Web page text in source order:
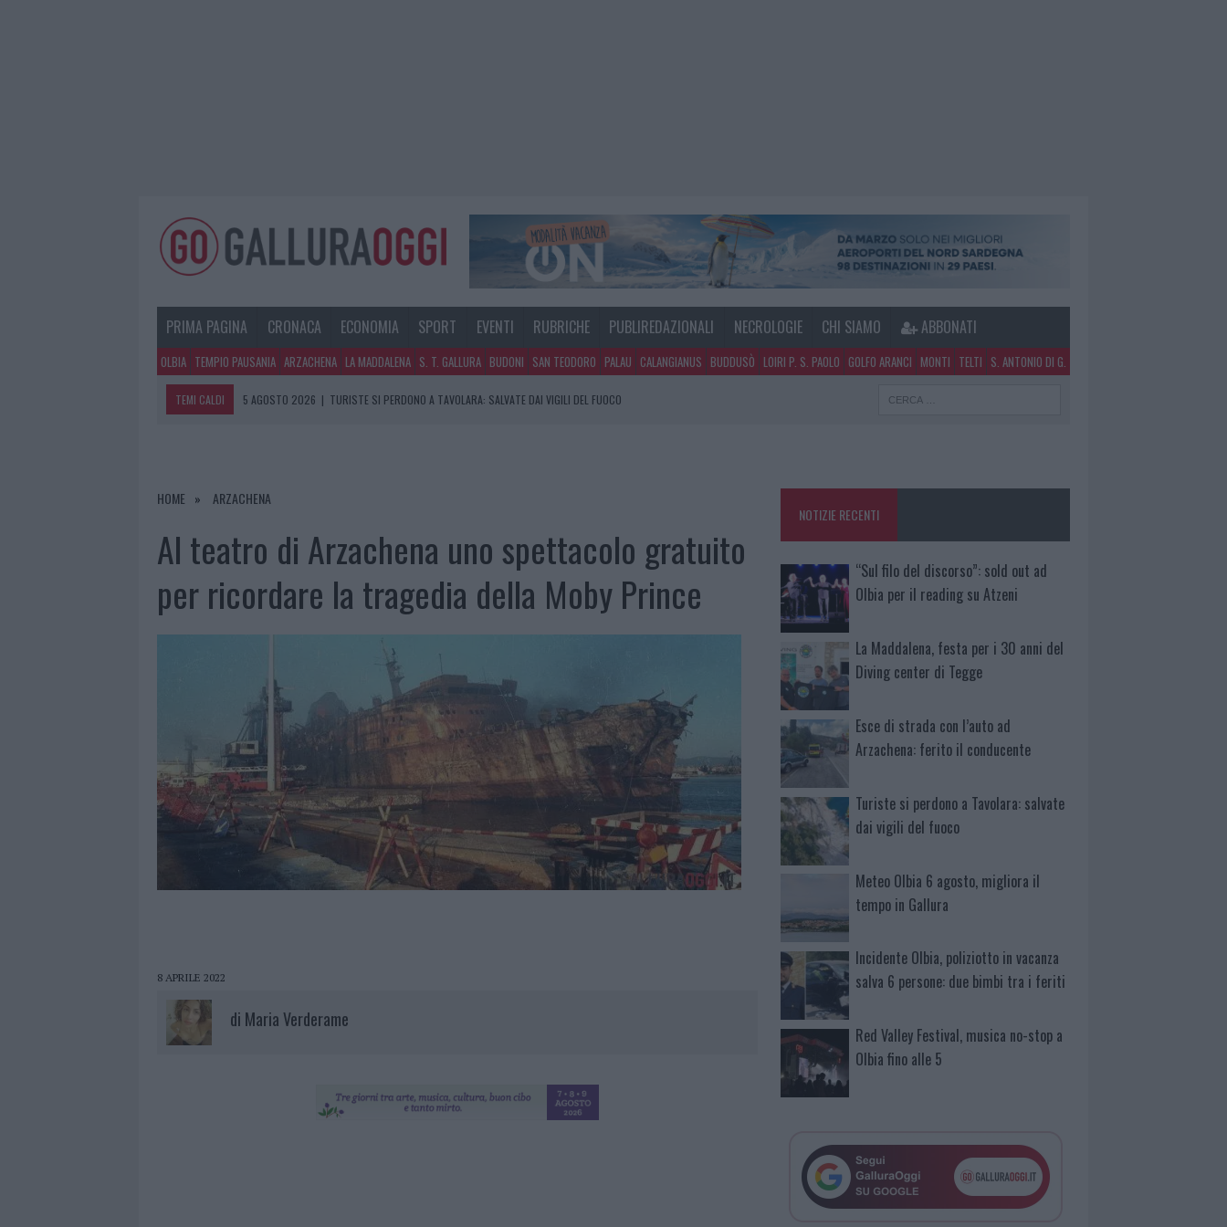
PRIMA PAGINA CRONACA ECONOMIA SPORT EVENTI RUBRICHE PUBLIREDAZIONALI NECROLOGIE CHI SIAMO ABBONATI
OLBIA TEMPIO PAUSANIA ARZACHENA LA MADDALENA S. T. GALLURA BUDONI SAN TEODORO PALAU CALANGIANUS BUDDUSÒ LOIRI P. S. PAOLO GOLFO ARANCI MONTI TELTI S. ANTONIO DI G.
TEMI CALDI 5 AGOSTO 2026 | TURISTE SI PERDONO A TAVOLARA: SALVATE DAI VIGILI DEL FUOCO
HOME ARZACHENA
Al teatro di Arzachena uno spettacolo gratuito
per ricordare la tragedia della Moby Prince
8 APRILE 2022
di Maria Verderame
NOTIZIE RECENTI
“Sul filo del discorso”: sold out ad
Olbia per il reading su Atzeni
La Maddalena, festa per i 30 anni del
Diving center di Tegge
Esce di strada con l’auto ad
Arzachena: ferito il conducente
Turiste si perdono a Tavolara: salvate
dai vigili del fuoco
Meteo Olbia 6 agosto, migliora il
tempo in Gallura
Incidente Olbia, poliziotto in vacanza
salva 6 persone: due bimbi tra i feriti
Red Valley Festival, musica no-stop a
Olbia fino alle 5